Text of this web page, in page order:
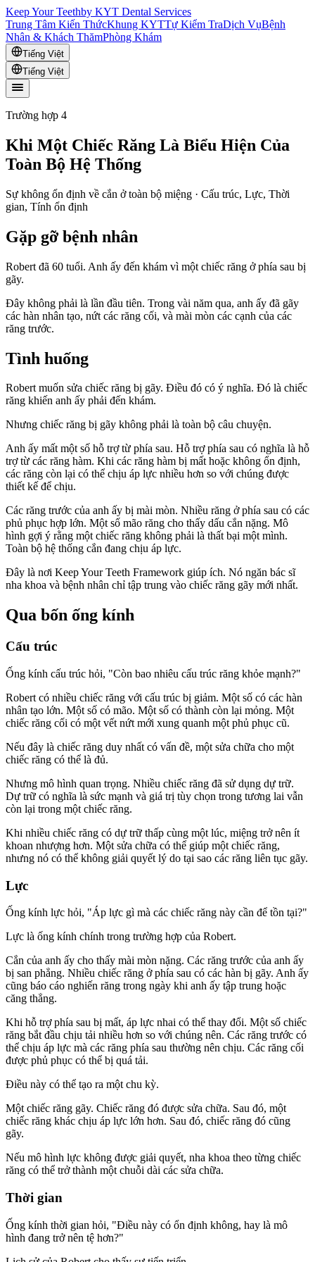
Keep Your Teethby KYT Dental Services
Trung Tâm Kiến ThứcKhung KYTTự Kiểm TraDịch VụBệnh
Nhân & Khách ThămPhòng Khám
Tiếng Việt
Tiếng Việt
Trường hợp 4
Khi Một Chiếc Răng Là Biểu Hiện Của
Toàn Bộ Hệ Thống
Sự không ổn định về cắn ở toàn bộ miệng · Cấu trúc, Lực, Thời
gian, Tính ổn định
Gặp gỡ bệnh nhân
Robert đã 60 tuổi. Anh ấy đến khám vì một chiếc răng ở phía sau bị
gãy.
Đây không phải là lần đầu tiên. Trong vài năm qua, anh ấy đã gãy
các hàn nhân tạo, nứt các răng cối, và mài mòn các cạnh của các
răng trước.
Tình huống
Robert muốn sửa chiếc răng bị gãy. Điều đó có ý nghĩa. Đó là chiếc
răng khiến anh ấy phải đến khám.
Nhưng chiếc răng bị gãy không phải là toàn bộ câu chuyện.
Anh ấy mất một số hỗ trợ từ phía sau. Hỗ trợ phía sau có nghĩa là hỗ
trợ từ các răng hàm. Khi các răng hàm bị mất hoặc không ổn định,
các răng còn lại có thể chịu áp lực nhiều hơn so với chúng được
thiết kế để chịu.
Các răng trước của anh ấy bị mài mòn. Nhiều răng ở phía sau có các
phủ phục hợp lớn. Một số mão răng cho thấy dấu cắn nặng. Mô
hình gợi ý rằng một chiếc răng không phải là thất bại một mình.
Toàn bộ hệ thống cắn đang chịu áp lực.
Đây là nơi Keep Your Teeth Framework giúp ích. Nó ngăn bác sĩ
nha khoa và bệnh nhân chỉ tập trung vào chiếc răng gãy mới nhất.
Qua bốn ống kính
Cấu trúc
Ống kính cấu trúc hỏi, "Còn bao nhiêu cấu trúc răng khỏe mạnh?"
Robert có nhiều chiếc răng với cấu trúc bị giảm. Một số có các hàn
nhân tạo lớn. Một số có mão. Một số có thành còn lại mỏng. Một
chiếc răng cối có một vết nứt mới xung quanh một phủ phục cũ.
Nếu đây là chiếc răng duy nhất có vấn đề, một sửa chữa cho một
chiếc răng có thể là đủ.
Nhưng mô hình quan trọng. Nhiều chiếc răng đã sử dụng dự trữ.
Dự trữ có nghĩa là sức mạnh và giá trị tùy chọn trong tương lai vẫn
còn lại trong một chiếc răng.
Khi nhiều chiếc răng có dự trữ thấp cùng một lúc, miệng trở nên ít
khoan nhượng hơn. Một sửa chữa có thể giúp một chiếc răng,
nhưng nó có thể không giải quyết lý do tại sao các răng liên tục gãy.
Lực
Ống kính lực hỏi, "Áp lực gì mà các chiếc răng này cần để tồn tại?"
Lực là ống kính chính trong trường hợp của Robert.
Cắn của anh ấy cho thấy mài mòn nặng. Các răng trước của anh ấy
bị san phẳng. Nhiều chiếc răng ở phía sau có các hàn bị gãy. Anh ấy
cũng báo cáo nghiến răng trong ngày khi anh ấy tập trung hoặc
căng thẳng.
Khi hỗ trợ phía sau bị mất, áp lực nhai có thể thay đổi. Một số chiếc
răng bắt đầu chịu tải nhiều hơn so với chúng nên. Các răng trước có
thể chịu áp lực mà các răng phía sau thường nên chịu. Các răng cối
được phủ phục có thể bị quá tải.
Điều này có thể tạo ra một chu kỳ.
Một chiếc răng gãy. Chiếc răng đó được sửa chữa. Sau đó, một
chiếc răng khác chịu áp lực lớn hơn. Sau đó, chiếc răng đó cũng
gãy.
Nếu mô hình lực không được giải quyết, nha khoa theo từng chiếc
răng có thể trở thành một chuỗi dài các sửa chữa.
Thời gian
Ống kính thời gian hỏi, "Điều này có ổn định không, hay là mô
hình đang trở nên tệ hơn?"